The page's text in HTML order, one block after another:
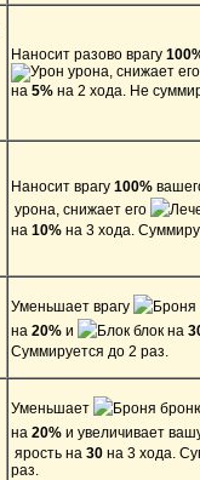
Наносит разово врагу
урона, снижает
на 5% на 2 хода. Не
Наносит врагу 100%
урона, снижает его
на 10% на 3 хода.
Уменьшает врагу
на 20% и блок на
Суммируется до 2 раз.
Уменьшает
на 20% и увеличивает
ярость на 30 на 3 хода.
раз.